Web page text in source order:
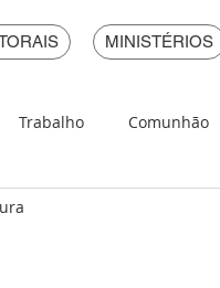
MINISTÉRIOS
Trabalho Comunhão
Em Provérbios